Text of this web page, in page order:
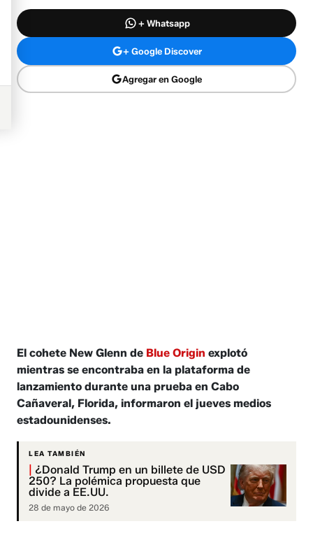
+ Whatsapp
+ Google Discover
Agregar en Google
El cohete New Glenn de Blue Origin explotó
mientras se encontraba en la plataforma de
lanzamiento durante una prueba en Cabo
Cañaveral, Florida, informaron el jueves medios
estadounidenses.
LEA TAMBIÉN
¿Donald Trump en un billete de USD
250? La polémica propuesta que
divide a EE.UU.
28 de mayo de 2026